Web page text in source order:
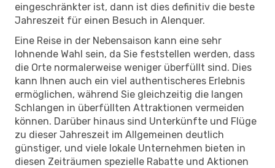
eingeschränkter ist, dann ist dies definitiv die beste
Jahreszeit für einen Besuch in Alenquer.
Eine Reise in der Nebensaison kann eine sehr
lohnende Wahl sein, da Sie feststellen werden, dass
die Orte normalerweise weniger überfüllt sind. Dies
kann Ihnen auch ein viel authentischeres Erlebnis
ermöglichen, während Sie gleichzeitig die langen
Schlangen in überfüllten Attraktionen vermeiden
können. Darüber hinaus sind Unterkünfte und Flüge
zu dieser Jahreszeit im Allgemeinen deutlich
günstiger, und viele lokale Unternehmen bieten in
diesen Zeiträumen spezielle Rabatte und Aktionen